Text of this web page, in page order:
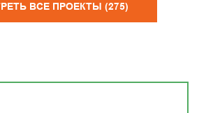
ВСЕ ПРОЕКТЫ (275)